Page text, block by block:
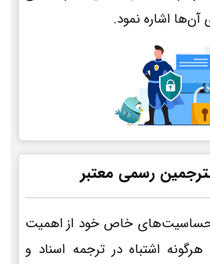
آن‌ها اشاره نمود.
رسمی معتبر
حساسیت‌های خاص خود از اهمیت
هرگونه اشتباه در ترجمه اسناد و